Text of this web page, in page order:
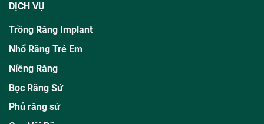
DỊCH VỤ
Trồng Răng Implant
Nhổ Răng Trẻ Em
Niềng Răng
Bọc Răng Sứ
Phủ răng sứ